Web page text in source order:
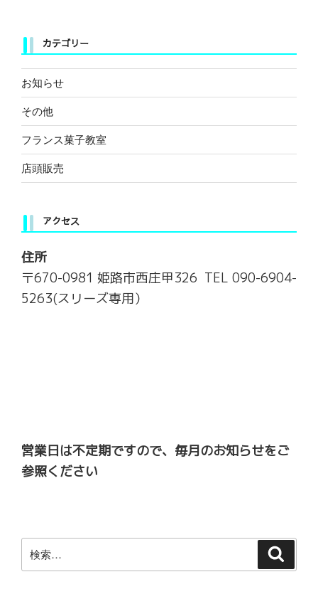
ン
カテゴリー
お知らせ
その他
フランス菓子教室
店頭販売
アクセス
住所
〒670-0981 姫路市西庄甲326 TEL 090-6904-
5263(スリーズ専用）
営業日は不定期ですので、毎月のお知らせをご
参照ください
索: